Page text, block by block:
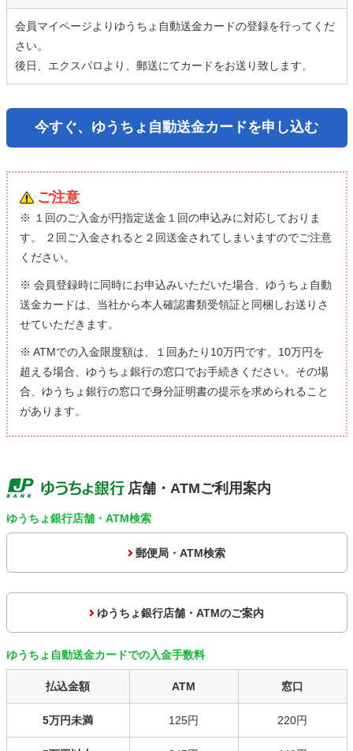
会員マイページよりゆうちょ自動送金カードの登録を行ってくだ
さい。
後日、エクスパロより、郵送にてカードをお送り致します。
今すぐ、ゆうちょ自動送金カードを申し込む
ご注意
※ １回のご入金が円指定送金１回の申込みに対応しておりま
す。 ２回ご入金されると２回送金されてしまいますのでご注意
ください。
※ 会員登録時に同時にお申込みいただいた場合、ゆうちょ自動
送金カードは、当社から本人確認書類受領証と同梱しお送りさ
せていただきます。
※ ATMでの入金限度額は、１回あたり10万円です。10万円を
超える場合、ゆうちょ銀行の窓口でお手続きください。その場
合、ゆうちょ銀行の窓口で身分証明書の提示を求められること
があります。
店舗・ATMご利用案内
ゆうちょ銀行店舗・ATM検索
郵便局・ATM検索
ゆうちょ銀行店舗・ATMのご案内
ゆうちょ自動送金カードでの入金手数料
払込金額 ATM 窓口
5万円未満 125円 220円